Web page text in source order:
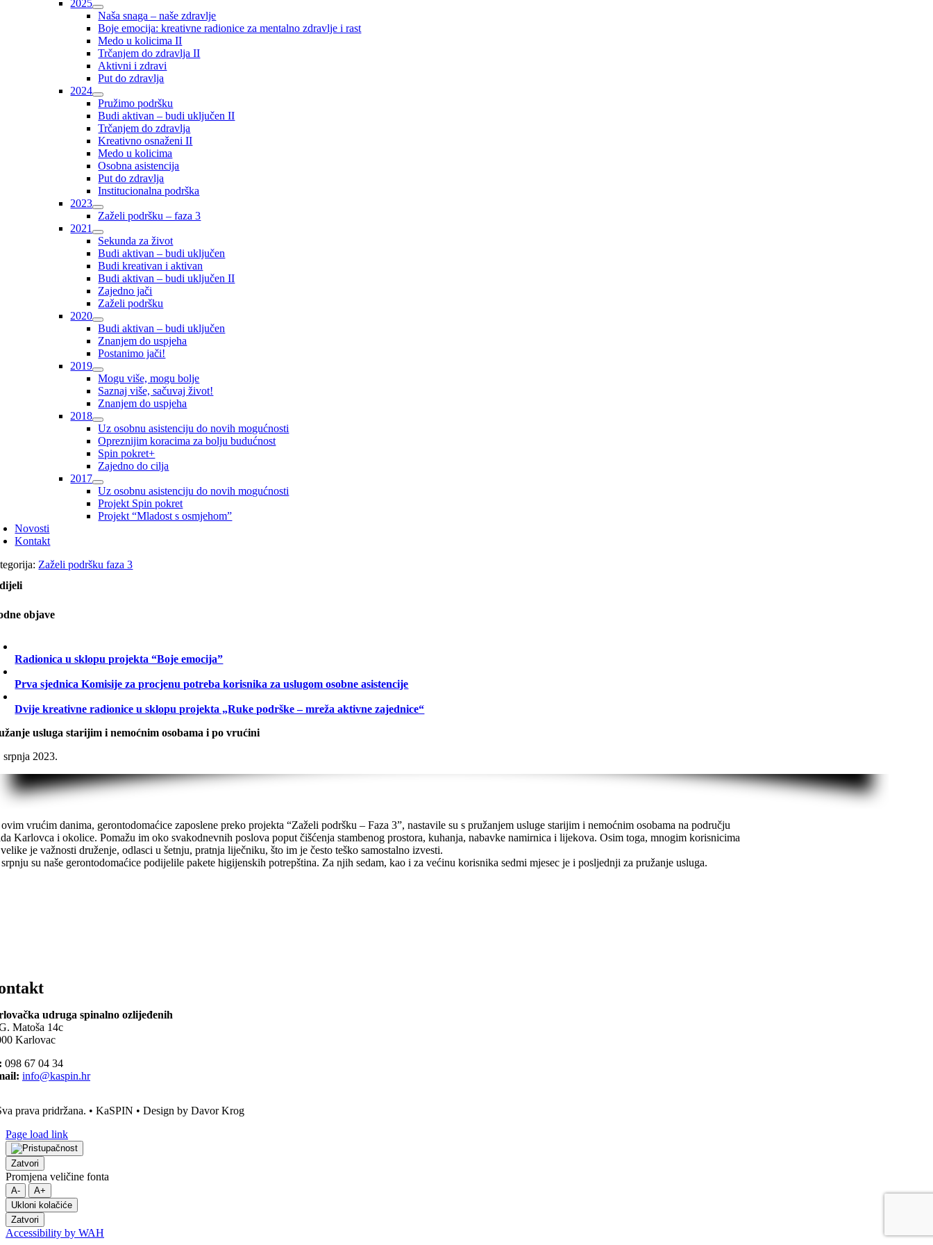
2025
Naša snaga – naše zdravlje
Boje emocija: kreativne radionice za mentalno zdravlje i rast
Medo u kolicima II
Trčanjem do zdravlja II
Aktivni i zdravi
Put do zdravlja
2024
Pružimo podršku
Budi aktivan – budi uključen II
Trčanjem do zdravlja
Kreativno osnaženi II
Medo u kolicima
Osobna asistencija
Put do zdravlja
Institucionalna podrška
2023
Zaželi podršku – faza 3
2021
Sekunda za život
Budi aktivan – budi uključen
Budi kreativan i aktivan
Budi aktivan – budi uključen II
Zajedno jači
Zaželi podršku
2020
Budi aktivan – budi uključen
Znanjem do uspjeha
Postanimo jači!
2019
Mogu više, mogu bolje
Saznaj više, sačuvaj život!
Znanjem do uspjeha
2018
Uz osobnu asistenciju do novih mogućnosti
Opreznijim koracima za bolju budućnost
Spin pokret+
Zajedno do cilja
2017
Uz osobnu asistenciju do novih mogućnosti
Projekt Spin pokret
Projekt “Mladost s osmjehom”
Novosti
Kontakt
Zaželi podršku faza 3
objave
Radionica u sklopu projekta “Boje emocija”
Prva sjednica Komisije za procjenu potreba korisnika za uslugom osobne asistencije
Dvije kreativne radionice u sklopu projekta „Ruke podrške – mreža aktivne zajednice“
usluga starijim i nemoćnim osobama i po vrućini
srpnja 2023.
vrućim danima, gerontodomaćice zaposlene preko projekta “Zaželi podršku – Faza 3”, nastavile su s pružanjem usluge starijim i nemoćnim osobama na području
Karlovca i okolice. Pomažu im oko svakodnevnih poslova poput čišćenja stambenog prostora, kuhanja, nabavke namirnica i lijekova. Osim toga, mnogim korisnicima
je važnosti druženje, odlasci u šetnju, pratnja liječniku, što im je često teško samostalno izvesti.
su naše gerontodomaćice podijelile pakete higijenskih potrepština. Za njih sedam, kao i za većinu korisnika sedmi mjesec je i posljednji za pružanje usluga.
udruga spinalno ozlijeđenih
Matoša 14c
Karlovac
098 67 04 34
info@kaspin.hr
prava pridržana. • KaSPIN • Design by Davor Krog
Page load link
Zatvori
Promjena veličine fonta
A-
A+
Ukloni kolačiće
Zatvori
Accessibility by WAH